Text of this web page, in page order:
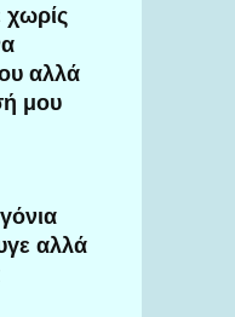
αλλά
μου
αλλά